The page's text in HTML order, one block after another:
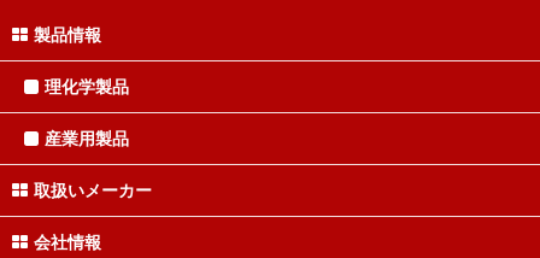
製品情報
理化学製品
産業用製品
取扱いメーカー
会社情報